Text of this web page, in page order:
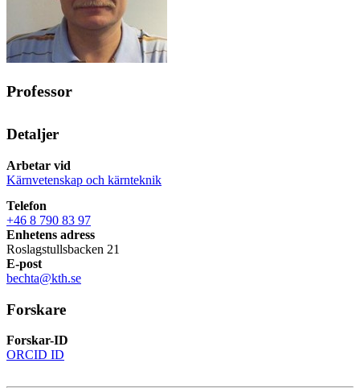
Professor
Detaljer
Arbetar vid
Kärnvetenskap och kärnteknik
Telefon
+46 8 790 83 97
Enhetens adress
Roslagstullsbacken 21
E-post
bechta@kth.se
Forskare
Forskar-ID
ORCID ID